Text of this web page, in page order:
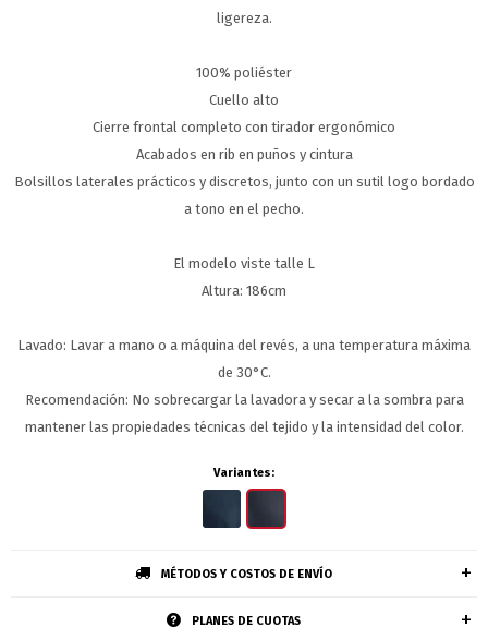
ligereza.
100% poliéster
Cuello alto
Cierre frontal completo con tirador ergonómico
Acabados en rib en puños y cintura
Bolsillos laterales prácticos y discretos, junto con un sutil logo bordado
a tono en el pecho.
El modelo viste talle L
Altura: 186cm
Lavado: Lavar a mano o a máquina del revés, a una temperatura máxima
de 30°C.
Recomendación: No sobrecargar la lavadora y secar a la sombra para
mantener las propiedades técnicas del tejido y la intensidad del color.
Variantes:
MÉTODOS Y COSTOS DE ENVÍO
PLANES DE CUOTAS